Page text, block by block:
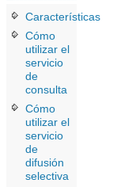
Características
Cómo
utilizar el
servicio
de
consulta
Cómo
utilizar el
servicio
de
difusión
selectiva